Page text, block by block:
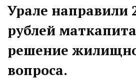
Урале направили
рублей
решение
вопроса.